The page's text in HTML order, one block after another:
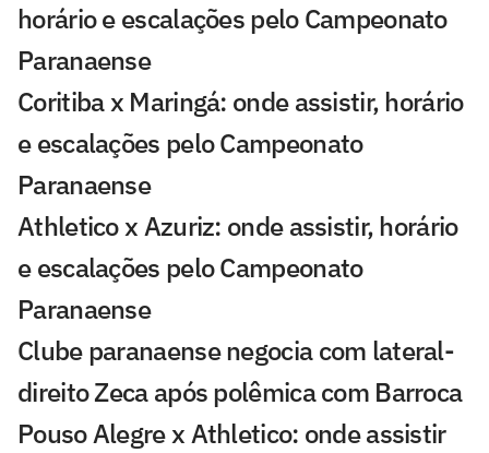
horário e escalações pelo Campeonato
Paranaense
Coritiba x Maringá: onde assistir, horário
e escalações pelo Campeonato
Paranaense
Athletico x Azuriz: onde assistir, horário
e escalações pelo Campeonato
Paranaense
Clube paranaense negocia com lateral-
direito Zeca após polêmica com Barroca
Pouso Alegre x Athletico: onde assistir